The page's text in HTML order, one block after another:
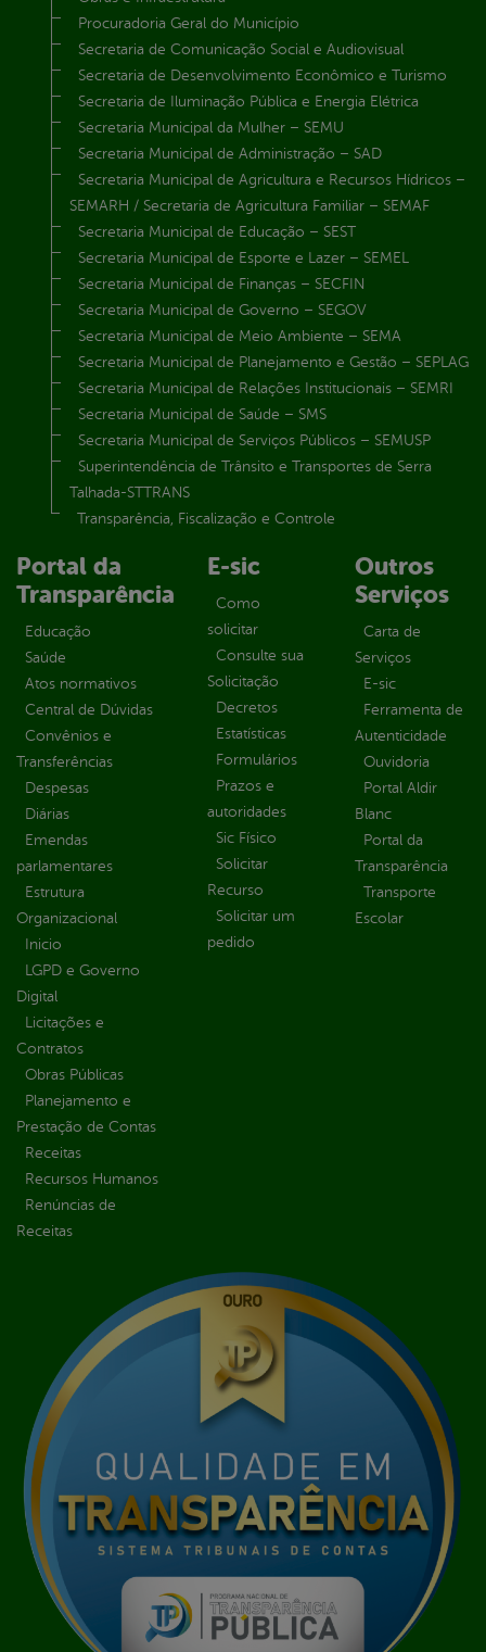
Procuradoria Geral do Município
Secretaria de Comunicação Social e Audiovisual
Secretaria de Desenvolvimento Econômico e Turismo
Secretaria de Iluminação Pública e Energia Elétrica
Secretaria Municipal da Mulher – SEMU
Secretaria Municipal de Administração – SAD
Secretaria Municipal de Agricultura e Recursos Hídricos –
SEMARH / Secretaria de Agricultura Familiar – SEMAF
Secretaria Municipal de Educação – SEST
Secretaria Municipal de Esporte e Lazer – SEMEL
Secretaria Municipal de Finanças – SECFIN
Secretaria Municipal de Governo – SEGOV
Secretaria Municipal de Meio Ambiente – SEMA
Secretaria Municipal de Planejamento e Gestão – SEPLAG
Secretaria Municipal de Relações Institucionais – SEMRI
Secretaria Municipal de Saúde – SMS
Secretaria Municipal de Serviços Públicos – SEMUSP
Superintendência de Trânsito e Transportes de Serra
Talhada-STTRANS
Transparência, Fiscalização e Controle
Portal da
Transparência
Educação
Saúde
Atos normativos
Central de Dúvidas
Convênios e
Transferências
Despesas
Diárias
Emendas
parlamentares
Estrutura
Organizacional
Inicio
LGPD e Governo
Digital
Licitações e
Contratos
Obras Públicas
Planejamento e
Prestação de Contas
Receitas
Recursos Humanos
Renúncias de
Receitas
E-sic
Como
solicitar
Consulte sua
Solicitação
Decretos
Estatísticas
Formulários
Prazos e
autoridades
Sic Físico
Solicitar
Recurso
Solicitar um
pedido
Outros
Serviços
Carta de
Serviços
E-sic
Ferramenta de
Autenticidade
Ouvidoria
Portal Aldir
Blanc
Portal da
Transparência
Transporte
Escolar